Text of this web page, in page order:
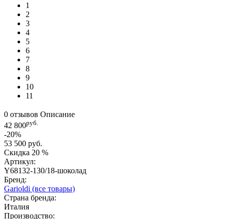
1
2
3
4
5
6
7
8
9
10
11
0 отзывов Описание
42 800руб.
-20%
53 500 руб.
Скидка 20 %
Артикул:
Y68132-130/18-шоколад
Бренд:
Garioldi (все товары)
Страна бренда:
Италия
Производство: